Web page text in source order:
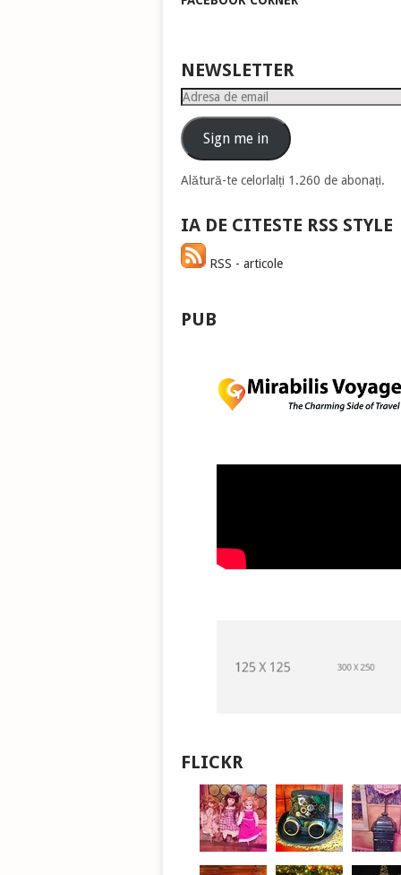
NEWSLETTER
Adresa
emailSign me in
Alătură-te celorlalți 1.260 de abonați.
IA DE CITESTE RSS STYLE
RSS - articole
PUB
FLICKR